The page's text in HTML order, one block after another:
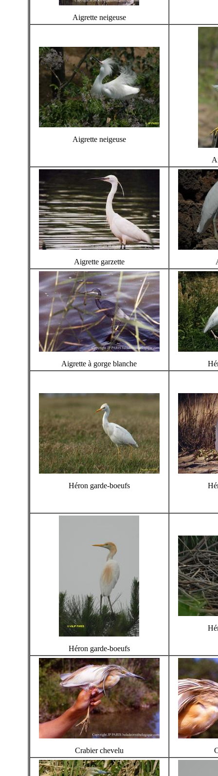
Aigrette neigeuse
Aigrette neigeuse
Aigrette garzette
Aigrette à gorge blanche
Héron garde-boeufs
Héron garde-boeufs
Crabier chevelu